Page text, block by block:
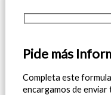
Pide más
Completa este
encargamos de